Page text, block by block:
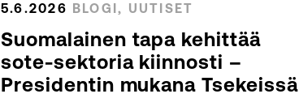
5.6.2026 BLOGI, UUTISET
Suomalainen tapa kehittää
sote-sektoria kiinnosti –
Presidentin mukana Tsekeissä